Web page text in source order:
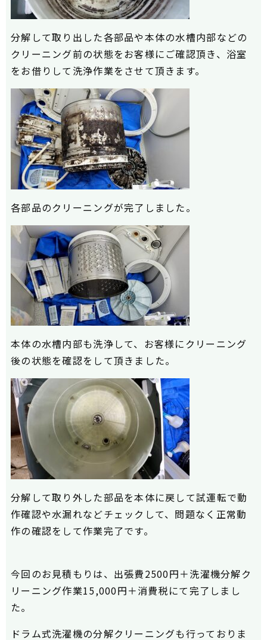
分解して取り出した各部品や本体の水槽内部などの
クリーニング前の状態をお客様にご確認頂き、浴室
をお借りして洗浄作業をさせて頂きます。
各部品のクリーニングが完了しました。
本体の水槽内部も洗浄して、お客様にクリーニング
後の状態を確認をして頂きました。
分解して取り外した部品を本体に戻して試運転で動
作確認や水漏れなどチェックして、問題なく正常動
作の確認をして作業完了です。
今回のお見積もりは、出張費2500円＋洗濯機分解ク
リーニング作業15,000円＋消費税にて完了しまし
た。
ドラム式洗濯機の分解クリーニングも行っておりま